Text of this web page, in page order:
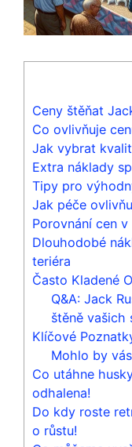
Ceny štěňat
Co ovlivňuje
Jak vybrat
Extra náklady
Tipy pro
Jak péče
Porovnání cen
Dlouhodobé
teriéra
Často Kladené
Q&A: Jack
štěně vašich
Klíčové
Mohlo by
Co utáhne
odhalena!
Do kdy roste
o růstu!